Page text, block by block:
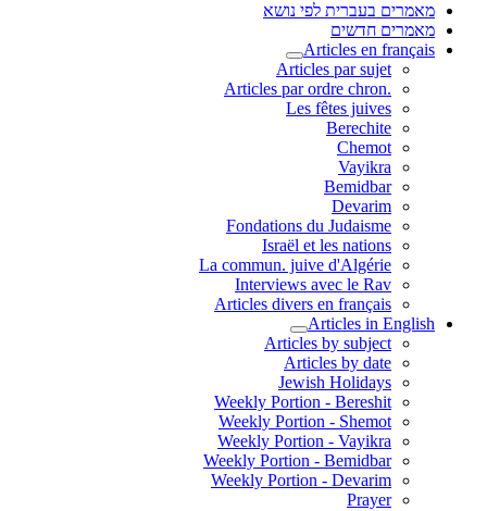
מאמרים בעברית לפי נושא
מאמרים חדשים
Articles en français
Articles par sujet
.Articles par ordre chron
Les fêtes juives
Berechite
Chemot
Vayikra
Bemidbar
Devarim
Fondations du Judaisme
Israël et les nations
La commun. juive d'Algérie
Interviews avec le Rav
Articles divers en français
Articles in English
Articles by subject
Articles by date
Jewish Holidays
Weekly Portion - Bereshit
Weekly Portion - Shemot
Weekly Portion - Vayikra
Weekly Portion - Bemidbar
Weekly Portion - Devarim
Prayer